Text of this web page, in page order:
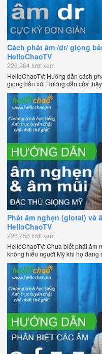
Cách phát âm /dr/ giọng
HelloChaoTV
226,264 lượt xem
HelloChaoTV: Hướng dẫn cách
giọng bản xứ. Hướng dẫn của
HelloChao.vn - Chương trình dạy
giới.
Phát âm nghẹn (glotal) và
HelloChaoTV
226,256 lượt xem
HelloChaoTV: Chưa biết phát âm
không hiểu người Mỹ khi họ
phát âm tiếng Anh giọng Mỹ theo
của thầy Phạm Việt Thắng, đồng
dạy tiếng Anh trực tuyến chặt chẽ